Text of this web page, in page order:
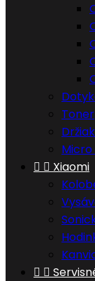
Toner
  Xiaomi
 